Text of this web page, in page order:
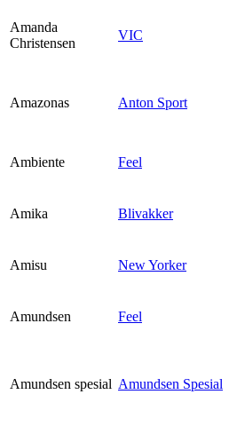
Amanda
Christensen
VIC
Amazonas Anton Sport
Ambiente Feel
Amika Blivakker
Amisu New Yorker
Amundsen Feel
Amundsen spesial Amundsen Spesial